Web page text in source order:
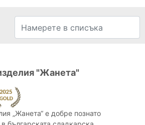
"Жанета"
„Жанета“ е добре познато